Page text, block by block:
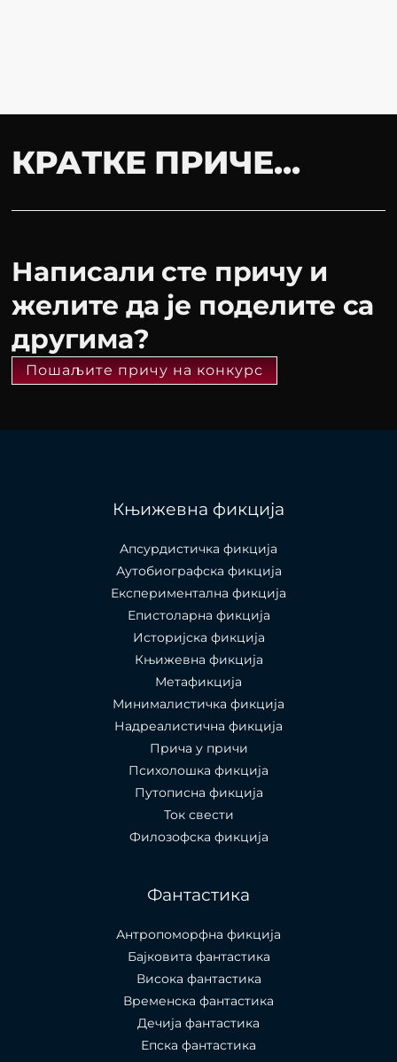
КРАТКЕ ПРИЧЕ...
Написали сте причу и
желите да је поделите са
другима?
Пошаљите причу на конкурс
Књижевна фикција
Апсурдистичка фикција
Аутобиографска фикција
Експериментална фикција
Епистоларна фикција
Историјска фикција
Књижевна фикција
Метафикција
Минималистичка фикција
Надреалистична фикција
Прича у причи
Психолошкa фикција
Путописна фикција
Ток свести
Филозофска фикција
Фантастика
Антропоморфна фикција
Бајковита фантастика
Висока фантастика
Временска фантастика
Дечија фантастика
Епска фантастика